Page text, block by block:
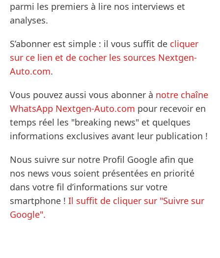
parmi les premiers à lire nos interviews et
analyses.
S’abonner est simple : il vous suffit de cliquer
sur ce lien et de cocher les sources Nextgen-
Auto.com.
Vous pouvez aussi vous abonner à notre chaîne
WhatsApp Nextgen-Auto.com pour recevoir en
temps réel les "breaking news" et quelques
informations exclusives avant leur publication !
Nous suivre sur notre Profil Google afin que
nos news vous soient présentées en priorité
dans votre fil d’informations sur votre
smartphone ! Il suffit de cliquer sur "Suivre sur
Google".